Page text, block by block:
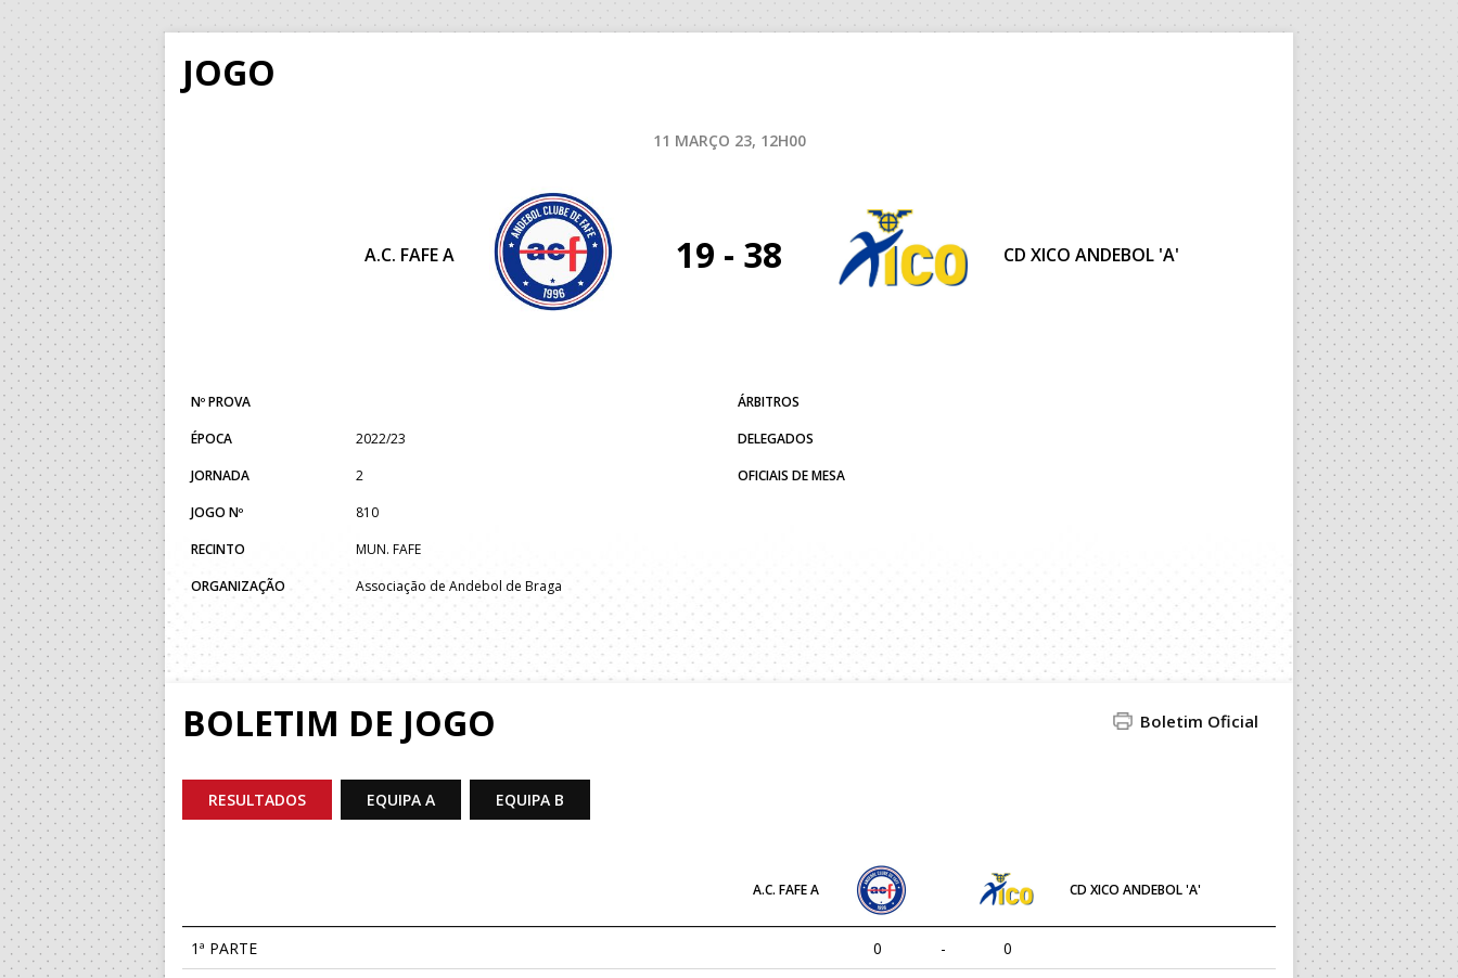
JOGO
11 MARÇO 23, 12H00
A.C. FAFE A 19 - 38 CD XICO ANDEBOL 'A'
Nº PROVA
ÉPOCA
2022/23
JORNADA
2
JOGO Nº
810
RECINTO
MUN. FAFE
ORGANIZAÇÃO
Associação de Andebol de Braga
ÁRBITROS
DELEGADOS
OFICIAIS DE MESA
BOLETIM DE JOGO Boletim Oficial
RESULTADOS EQUIPA A EQUIPA B
A.C. FAFE A CD XICO ANDEBOL 'A'
1ª PARTE 0 -
0